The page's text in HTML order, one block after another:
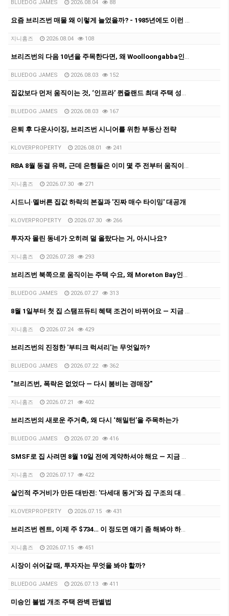
BLUEDOG JAMES 2026.08.04 88
요즘 브리즈번 매물 왜 이렇게 늘었을까? - 1985년에도 이런 적 있었다는 사실!
지니홈즈 2026.08.04 108
브리즈번의 다음 10년을 주목한다면, 왜 Woolloongabba인가?
BLUEDOG JAMES 2026.08.03 152
집값보다 먼저 움직이는 것, ‘인프라’ 퀸즐랜드 최대 주택 성장축으로 떠오르는 Logan을 다시 보다
BLUEDOG JAMES 2026.08.03 167
은퇴 후 다운사이징, 브리즈번 시니어를 위한 부동산 전략
KLOVERPROPERTY 2026.08.01 241
RBA 8월 동결 유력, 근데 은행들은 이미 몇 주 전부터 움직이고 있었어요.
지니홈즈 2026.07.30 271
시드니·멜버른 집값 하락의 본질과 '진짜 매수 타이밍' 대공개
KLOVERPROPERTY 2026.07.30 266
투자자 몰린 동네가 오히려 덜 올랐다는 거, 아시나요?
지니홈즈 2026.07.28 293
브리즈번 북쪽으로 움직이는 주택 수요, 왜 Moreton Bay인가??
BLUEDOG JAMES 2026.07.27 313
8월 1일부터 첫 집 스탬프듀티 혜택 조건이 바뀌어요 — 지금 꼭 체크하세요!
지니홈즈 2026.07.24 429
브리즈번의 진정한 '부티크 럭셔리'는 무엇일까?
BLUEDOG JAMES 2026.07.22 362
"브리즈번, 폭락은 없었다 — 다시 붐비는 경매장"
지니홈즈 2026.07.21 402
브리즈번의 새로운 주거축, 왜 다시 ‘해밀턴’을 주목하는가
BLUEDOG JAMES 2026.07.20 416
SMSF로 집 사려면 8월 10일 전에 계약하셔야 해요 — 지금 브리즈번서 벌어지는 '막차 러시'
지니홈즈 2026.07.17 422
살인적 주거비가 만든 대반전: '다세대 동거'와 집 구조의 대변혁
KLOVERPROPERTY 2026.07.15 431
브리즈번 렌트, 이제 주 $734… 이 정도면 얘기 좀 해봐야 하지 않을까요?
지니홈즈 2026.07.15 451
시장이 쉬어갈 때, 투자자는 무엇을 봐야 할까?
BLUEDOG JAMES 2026.07.13 411
미승인 불법 개조 주택 완벽 판별법